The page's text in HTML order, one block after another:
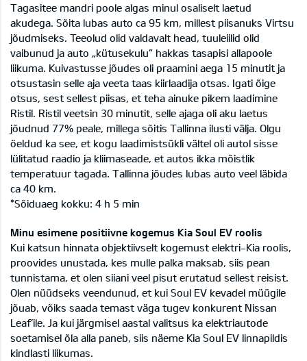
Tagasitee mandri poole algas minul osaliselt laetud
akudega. Sõita lubas auto ca 95 km, millest piisanuks Virtsu
jõudmiseks. Teeolud olid valdavalt head, tuuleiilid olid
vaibunud ja auto „kütusekulu“ hakkas tasapisi allapoole
liikuma. Kuivastusse jõudes oli praamini aega 15 minutit ja
otsustasin selle aja veeta taas kiirlaadija otsas. Igati õige
otsus, sest sellest piisas, et teha ainuke pikem laadimine
Ristil. Ristil veetsin 30 minutit, selle ajaga oli aku laetus
jõudnud 77% peale, millega sõitis Tallinna ilusti välja. Olgu
öeldud ka see, et kogu laadimistsükli vältel oli autol sisse
lülitatud raadio ja kliimaseade, et autos ikka mõistlik
temperatuur tagada. Tallinna jõudes lubas auto veel läbida
ca 40 km.
*Sõiduaeg kokku: 4 h 5 min
Minu esimene positiivne kogemus Kia Soul EV roolis
Kui katsun hinnata objektiivselt kogemust elektri-Kia roolis,
proovides unustada, kes mulle palka maksab, siis pean
tunnistama, et olen siiani veel pisut erutatud sellest reisist.
Olen nüüdseks veendunud, et kui Soul EV kevadel müügile
jõuab, võiks saada temast väga tugev konkurent Nissan
Leaf’ile. Ja kui järgmisel aastal valitsus ka elektriautode
soetamisel õla alla paneb, siis näeme Kia Soul EV linnapildis
kindlasti liikumas.